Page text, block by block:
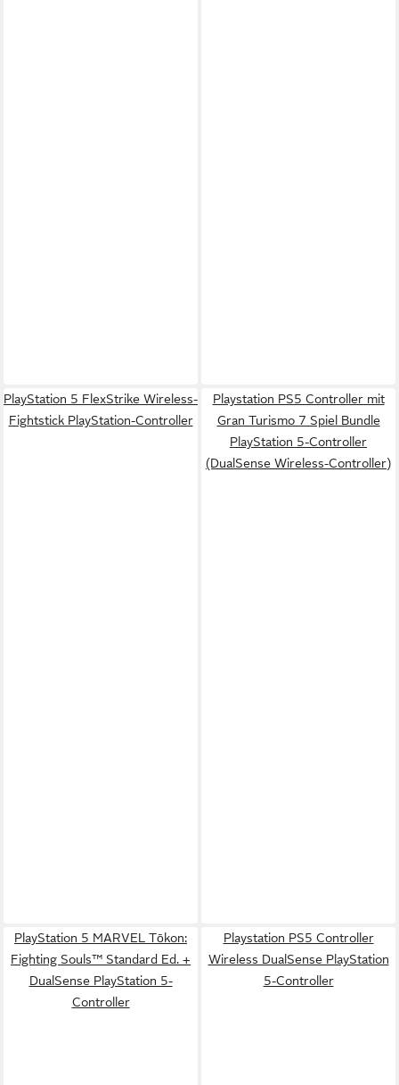
PlayStation 5 FlexStrike Wireless-
Fightstick PlayStation-Controller
Playstation PS5 Controller mit
Gran Turismo 7 Spiel Bundle
PlayStation 5-Controller
(DualSense Wireless-Controller)
PlayStation 5 MARVEL Tōkon:
Fighting Souls™ Standard Ed. +
DualSense PlayStation 5-
Controller
Playstation PS5 Controller
Wireless DualSense PlayStation
5-Controller